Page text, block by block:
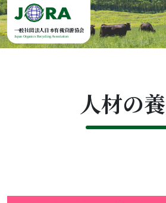
Skip to content
一般社団法人日本有機資源協会
Japan Organics Recycling Association
人材の